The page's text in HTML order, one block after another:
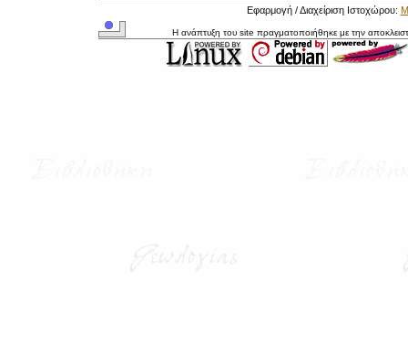
Εφαρμογή / Διαχείριση Ιστοχώρου:
Η ανάπτυξη του site πραγματοποιήθηκε με την